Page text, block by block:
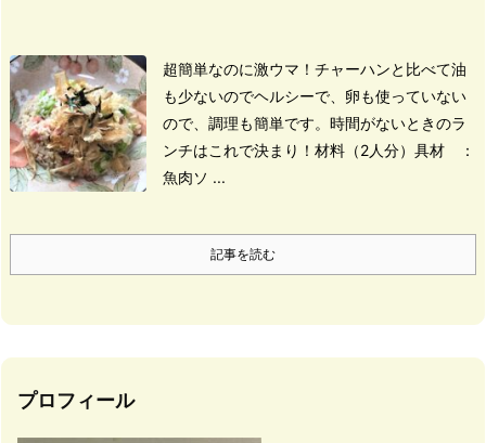
超簡単なのに激ウマ！ チャーハンと比べて油
も少ないのでヘルシーで、卵も使っていない
ので、 調理も簡単です。 時間がないときのラ
ンチはこれで決まり！ 材料（2人分） 具材 ：
魚肉ソ ...
記事を読む
プロフィール